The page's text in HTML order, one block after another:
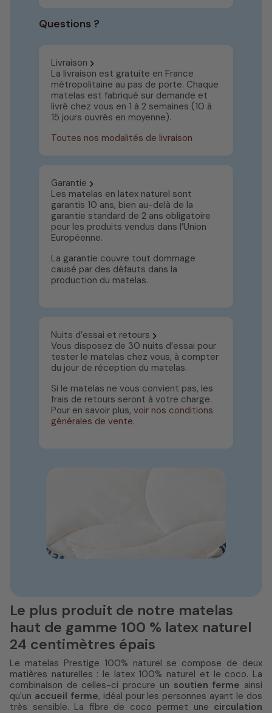
Questions ?
Livraison
La livraison est gratuite en France
métropolitaine au pas de porte. Chaque
matelas est fabriqué sur demande et
livré chez vous en 1 à 2 semaines (10 à
15 jours ouvrés en moyenne).
Toutes nos modalités de livraison
Garantie
Les matelas en latex naturel sont
garantis 10 ans, bien au-delà de la
garantie standard de 2 ans obligatoire
pour les produits vendus dans l’Union
Européenne.
La garantie couvre tout dommage
causé par des défauts dans la
production du matelas.
Nuits d’essai et retours
Vous disposez de 30 nuits d’essai pour
tester le matelas chez vous, à compter
du jour de réception du matelas.
Si le matelas ne vous convient pas, les
frais de retours seront à votre charge.
Pour en savoir plus, voir nos conditions
générales de vente.
Le plus produit de notre matelas
haut de gamme 100 % latex naturel
24 centimètres épais
Le matelas Prestige 100% naturel se compose de deux
matières naturelles : le latex 100% naturel et le coco. La
combinaison de celles-ci procure un soutien ferme ainsi
qu'un accueil ferme, idéal pour les personnes ayant le dos
très sensible. La fibre de coco permet une circulation